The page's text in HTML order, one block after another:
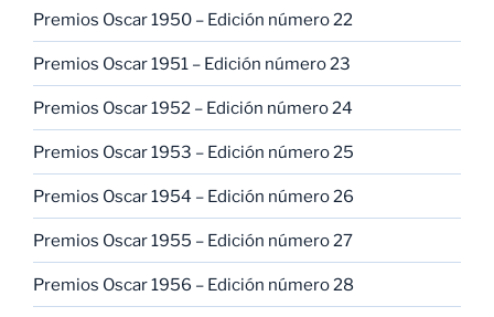
Premios Oscar 1950 – Edición número 22
Premios Oscar 1951 – Edición número 23
Premios Oscar 1952 – Edición número 24
Premios Oscar 1953 – Edición número 25
Premios Oscar 1954 – Edición número 26
Premios Oscar 1955 – Edición número 27
Premios Oscar 1956 – Edición número 28